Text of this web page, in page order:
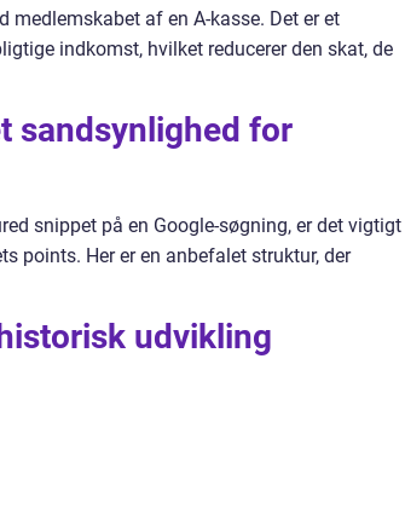
medlemskabet af en A-kasse. Det er et
indkomst, hvilket reducerer den skat, de
sandsynlighed for
snippet på en Google-søgning, er det vigtigt
points. Her er en anbefalet struktur, der
udvikling